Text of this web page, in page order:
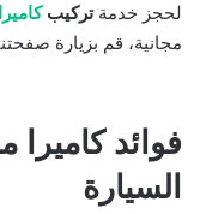
لحجز خدمةتركيب
مجانية، قم بزيارة
فوائد
السيارة